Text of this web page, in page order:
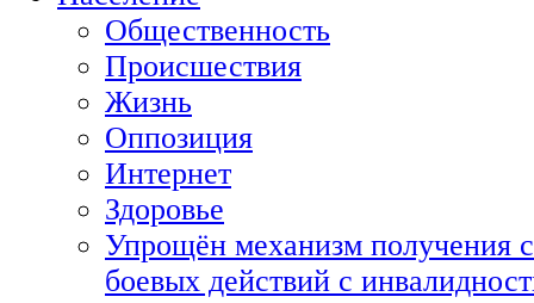
Общественность
Происшествия
Жизнь
Оппозиция
Интернет
Здоровье
Упрощён механизм получения
боевых действий с